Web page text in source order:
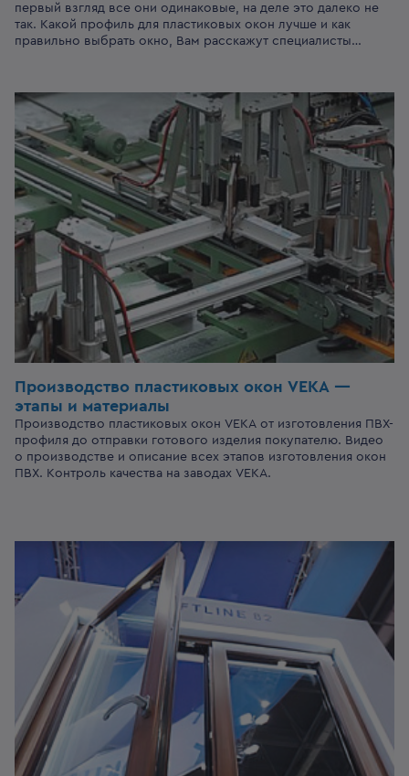
первый взгляд все они одинаковые, на деле это далеко не
так. Какой профиль для пластиковых окон лучше и как
правильно выбрать окно, Вам расскажут специалисты
Производство пластиковых окон VEKA —
этапы и материалы
Производство пластиковых окон VEKA от изготовления ПВХ-
профиля до отправки готового изделия покупателю. Видео
о производстве и описание всех этапов изготовления окон
ПВХ. Контроль качества на заводах VEKA.